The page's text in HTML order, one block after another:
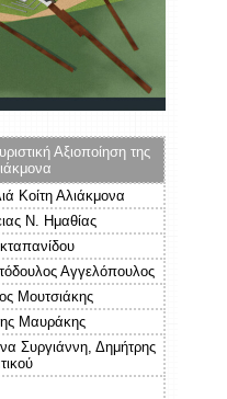
Αξιοποίηση της
Κοίτη Αλιάκμονα
Ν. Ημαθίας
Αγγελόπουλος
Μουτσιάκης
Μαυράκης
Συργιάννη, Δημήτρης